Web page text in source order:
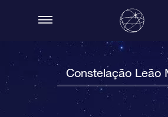
Constelação Leão